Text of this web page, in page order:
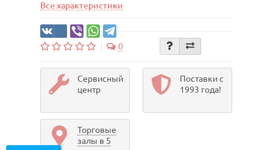
Все характеристики
0
Сервисный
центр
Поставки с
1993 года!
Торговые
залы в 5